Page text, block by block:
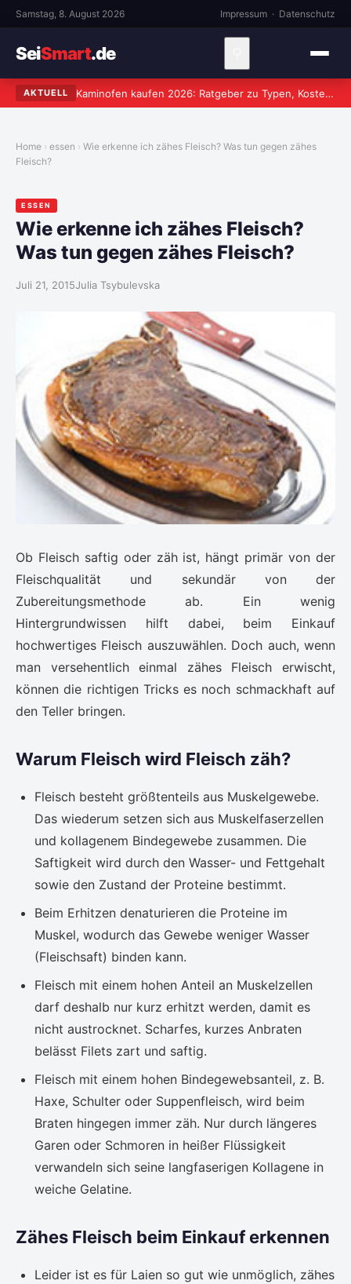
Samstag, 8. August 2026 Impressum · Datenschutz
SeiSmart.de
AKTUELL Kaminofen kaufen 2026: Ratgeber zu Typen, Kosten und worauf wirklich zu achten ist
Home essen
Wie erkenne ich zähes Fleisch? Was tun gegen zähes
Fleisch?
ESSEN
Wie erkenne ich zähes Fleisch?
Was tun gegen zähes Fleisch?
Juli 21, 2015Julia Tsybulevska
Ob Fleisch saftig oder zäh ist, hängt primär von der
Fleischqualität und sekundär von der
Zubereitungsmethode ab. Ein wenig
Hintergrundwissen hilft dabei, beim Einkauf
hochwertiges Fleisch auszuwählen. Doch auch, wenn
man versehentlich einmal zähes Fleisch erwischt,
können die richtigen Tricks es noch schmackhaft auf
den Teller bringen.
Warum Fleisch wird Fleisch zäh?
Fleisch besteht größtenteils aus Muskelgewebe.
Das wiederum setzen sich aus Muskelfaserzellen
und kollagenem Bindegewebe zusammen. Die
Saftigkeit wird durch den Wasser- und Fettgehalt
sowie den Zustand der Proteine bestimmt.
Beim Erhitzen denaturieren die Proteine im
Muskel, wodurch das Gewebe weniger Wasser
(Fleischsaft) binden kann.
Fleisch mit einem hohen Anteil an Muskelzellen
darf deshalb nur kurz erhitzt werden, damit es
nicht austrocknet. Scharfes, kurzes Anbraten
belässt Filets zart und saftig.
Fleisch mit einem hohen Bindegewebsanteil, z. B.
Haxe, Schulter oder Suppenfleisch, wird beim
Braten hingegen immer zäh. Nur durch längeres
Garen oder Schmoren in heißer Flüssigkeit
verwandeln sich seine langfaserigen Kollagene in
weiche Gelatine.
Zähes Fleisch beim Einkauf erkennen
Leider ist es für Laien so gut wie unmöglich, zähes